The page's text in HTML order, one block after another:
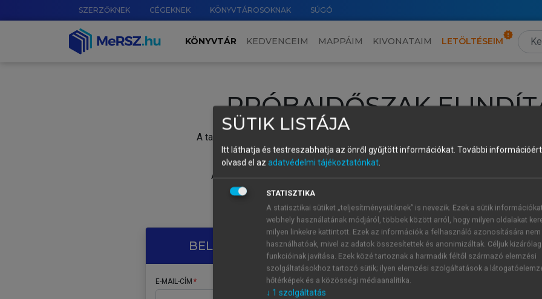
SZERZŐKNEK CÉGEKNEK KÖNYVTÁROSOKNAK SÚGÓ
KÖNYVTÁR KEDVENCEIM MAPPÁIM KIVONATAIM LETÖLTÉSEIM
PRÓBAIDŐSZAK
A tartalom megtekintéséhez lépj be a saját fiókoddal, iskolai azonosítóddal vagy
Új felhasználóként1 óra díjmentes hozzáférésrevagy
A próbaidőszak elindításához,
vagy hozz
A regisztráció után a
BELÉPÉS SAJÁT FIÓKKAL
E-MAIL-CÍM
ÚJ FIÓK
1 óra
SÜTIK LISTÁJA
Itt láthatja és testreszabhatja az önről gyűjtött információkat. További
olvasd el az adatvédelmi tájékoztatónkat.
STATISZTIKA
A statisztikai sütiket „teljesítménysütiknek” is nevezik. Ezek a sütik
webhely használatának módjáról, többek között arról, hogy milyen oldalakat
milyen linkekre kattintott. Ezek az információk a felhasználó azonosítására nem
használhatóak, mivel az adatok összesítettek és anonimizáltak. Céljuk
funkcióinak javítása. Ezek közé tartoznak a harmadik féltől származó elemzési
szolgáltatásokhoz tartozó sütik; ilyen elemzési szolgáltatások a
hőtérképek és a közösségi médiaanalitika.
↓ 1 szolgáltatás